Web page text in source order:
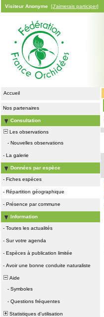
Visiteur Anonyme [J'aimerais participer]
Accueil
Nos partenaires
Consultation
Les observations
- Nouvelles observations
- La galerie
Données par espèce
- Fiches espèces
- Répartition géographique
- Présence par commune
Information
- Toutes les actualités
- Sur votre agenda
- Espèces à publication limitée
- Avoir une bonne conduite naturaliste
Aide
- Symboles
- Questions fréquentes
Statistiques d'utilisation